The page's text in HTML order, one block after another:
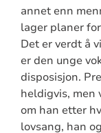
annet enn
lager planer
Det er verdt å
er den unge
disposisjon.
heldigvis, men
om han etter
lovsang, han